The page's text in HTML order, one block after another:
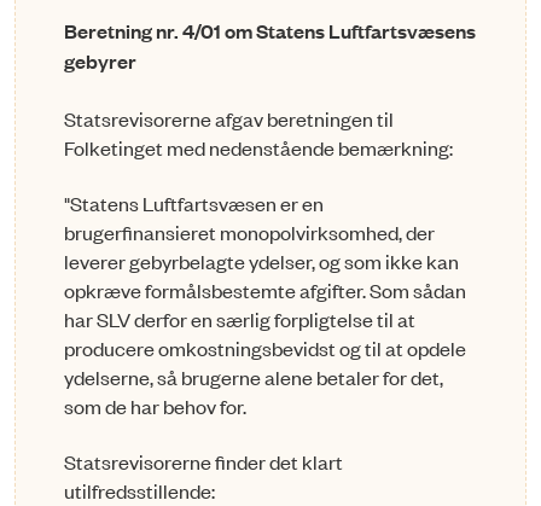
Beretning nr. 4/01 om Statens Luftfartsvæsens
gebyrer
Statsrevisorerne afgav beretningen til
Folketinget med nedenstående bemærkning:
"Statens Luftfartsvæsen er en
brugerfinansieret monopolvirksomhed, der
leverer gebyrbelagte ydelser, og som ikke kan
opkræve formålsbestemte afgifter. Som sådan
har SLV derfor en særlig for­pligtelse til at
producere omkostningsbevidst og til at opdele
ydelserne, så brugerne alene betaler for det,
som de har behov for.
Statsrevisorerne finder det klart
utilfredsstillende: